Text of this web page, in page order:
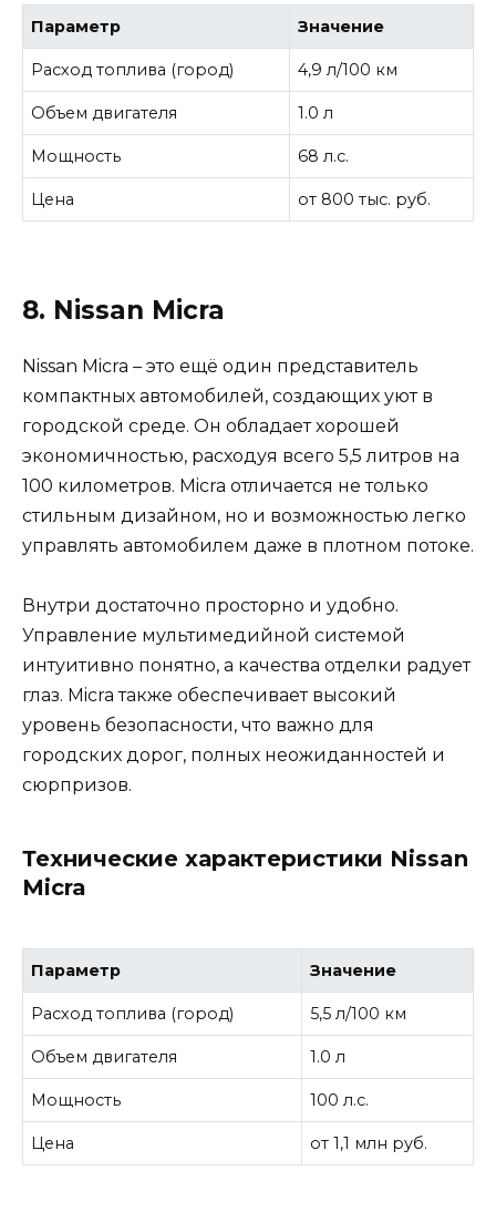
Параметр Значение
Расход топлива (город) 4,9 л/100 км
Объем двигателя 1.0 л
Мощность 68 л.с.
Цена от 800 тыс. руб.
8. Nissan Micra
Nissan Micra – это ещё один представитель
компактных автомобилей, создающих уют в
городской среде. Он обладает хорошей
экономичностью, расходуя всего 5,5 литров на
100 километров. Micra отличается не только
стильным дизайном, но и возможностью легко
управлять автомобилем даже в плотном потоке.
Внутри достаточно просторно и удобно.
Управление мультимедийной системой
интуитивно понятно, а качества отделки радует
глаз. Micra также обеспечивает высокий
уровень безопасности, что важно для
городских дорог, полных неожиданностей и
сюрпризов.
Технические характеристики Nissan
Micra
Параметр Значение
Расход топлива (город) 5,5 л/100 км
Объем двигателя 1.0 л
Мощность 100 л.с.
Цена от 1,1 млн руб.